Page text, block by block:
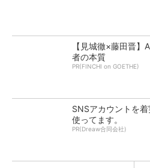
【見城徹×藤田晋
者の本質
PR(FINCHI on GOETHE)
SNSアカウントを
使ってます。
PR(Dreaw合同会社)